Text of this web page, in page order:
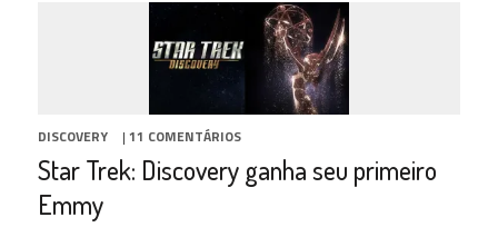
DISCOVERY | 11 COMENTÁRIOS
Star Trek: Discovery ganha seu primeiro
Emmy